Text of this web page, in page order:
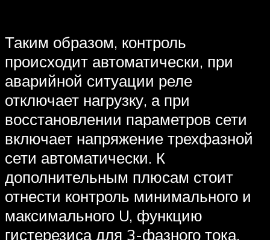
Таким образом, контроль
происходит автоматически, при
аварийной ситуации реле
отключает нагрузку, а при
восстановлении параметров сети
включает напряжение трехфазной
сети автоматически. К
дополнительным плюсам стоит
отнести контроль минимального и
максимального U, функцию
гистерезиса для 3-фазного тока.